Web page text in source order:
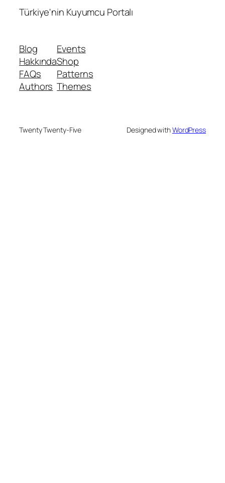
Türkiye'nin Kuyumcu Portalı
Blog
Hakkında
FAQs
Authors
Events
Shop
Patterns
Themes
Twenty Twenty-Five Designed withWordPress